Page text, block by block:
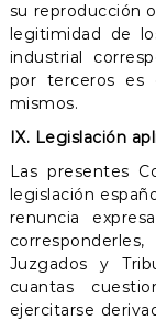
su reproducción
legitimidad de
industrial
por terceros es
mismos.
IX. Legislación
Las presentes
legislación
renuncia
Juzgados y
cuantas
ejercitarse